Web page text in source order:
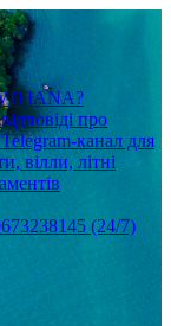
про
канал для
вілли, літні
(24/7)